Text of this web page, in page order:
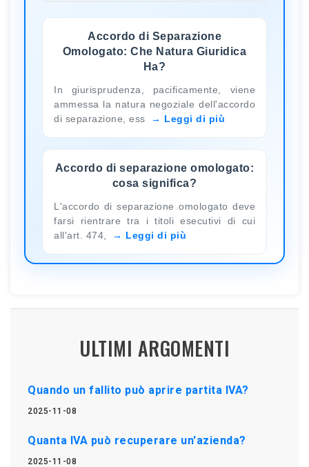
Accordo di Separazione
Omologato: Che Natura Giuridica
Ha?
In giurisprudenza, pacificamente, viene
ammessa la natura negoziale dell'accordo
di separazione, ess
Leggi di più
Accordo di separazione omologato:
cosa significa?
L'accordo di separazione omologato deve
farsi rientrare tra i titoli esecutivi di cui
all'art. 474,
Leggi di più
ULTIMI ARGOMENTI
Quando un fallito può aprire partita IVA?
2025-11-08
Quanta IVA può recuperare un'azienda?
2025-11-08